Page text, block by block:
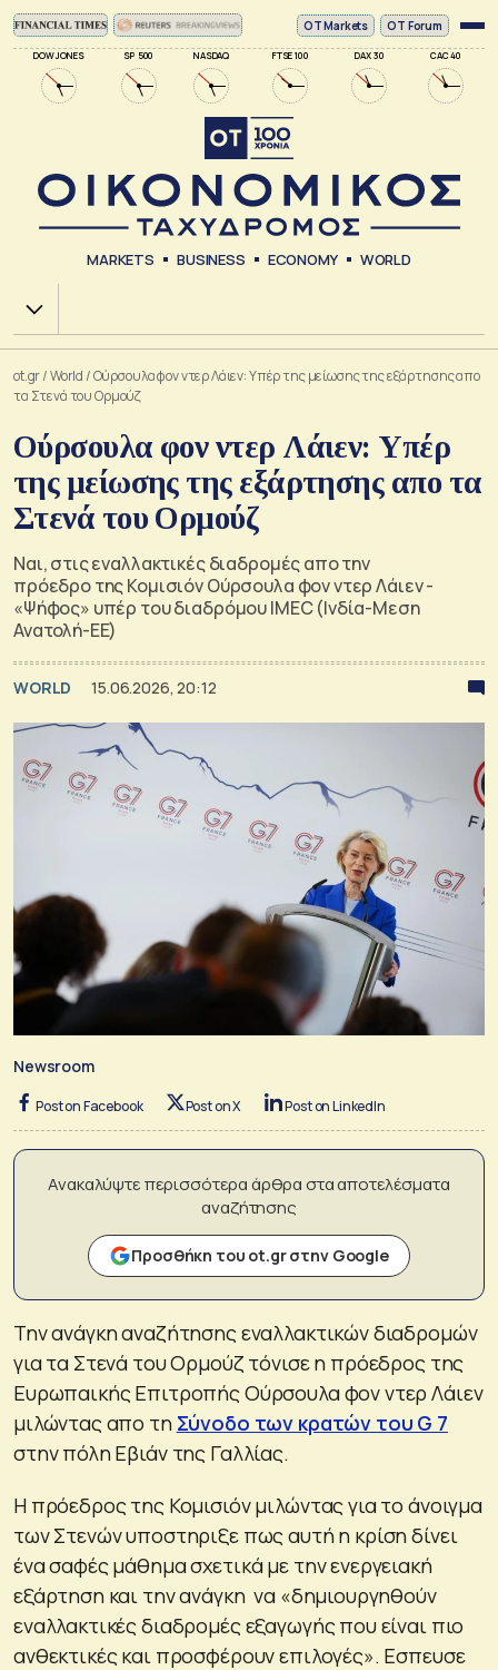
DOW JONES SP 500 NASDAQ FTSE 100 DAX 30 CAC 40
ΟΤ Markets OT Forum
MARKETS BUSINESS ECONOMY WORLD
Χ.Α.
ot.gr/World /Ούρσουλα φον ντερ Λάιεν: Υπέρ της μείωσης της εξάρτησης απο
τα Στενά του Ορμούζ
Ούρσουλα φον ντερ Λάιεν: Υπέρ
της μείωσης της εξάρτησης απο τα
Στενά του Ορμούζ
Ναι, στις εναλλακτικές διαδρομές απο την
πρόεδρο της Κομισιόν Ούρσουλα φον ντερ Λάιεν -
«Ψήφος» υπέρ του διαδρόμου IMEC (Ινδία-Μεση
Ανατολή-ΕΕ)
WORLD 15.06.2026, 20:12
Newsroom
Post on Facebook Post on X Post on LinkedIn
Ανακαλύψτε περισσότερα άρθρα στα αποτελέσματα
αναζήτησης
Προσθήκη του ot.gr στην Google
Την ανάγκη αναζήτησης εναλλακτικών διαδρομών
για τα Στενά του Ορμούζ τόνισε η πρόεδρος της
Ευρωπαικής Επιτροπής Ούρσουλα φον ντερ Λάιεν
μιλώντας απο τη Σύνοδο των κρατών του G 7
στην πόλη Εβιάν της Γαλλίας.
Η πρόεδρος της Κομισιόν μιλώντας για το άνοιγμα
των Στενών υποστηριξε πως αυτή η κρίση δίνει
ένα σαφές μάθημα σχετικά με την ενεργειακή
εξάρτηση και την ανάγκη να «δημιουργηθούν
εναλλακτικές διαδρομές εξαγωγής που είναι πιο
ανθεκτικές και προσφέρουν επιλογές». Εσπευσε